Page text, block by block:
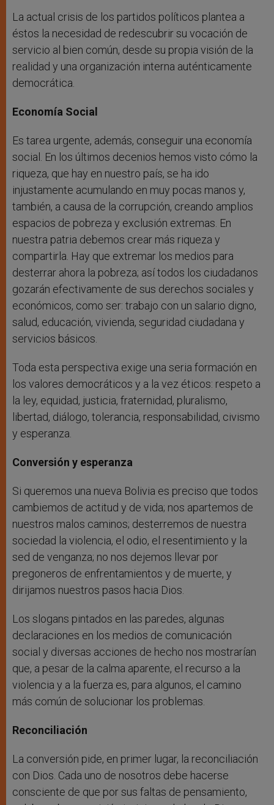
La actual crisis de los partidos políticos plantea a
éstos la necesidad de redescubrir su vocación de
servicio al bien común, desde su propia visión de la
realidad y una organización interna auténticamente
democrática.
Economía Social
Es tarea urgente, además, conseguir una economía
social. En los últimos decenios hemos visto cómo la
riqueza, que hay en nuestro país, se ha ido
injustamente acumulando en muy pocas manos y,
también, a causa de la corrupción, creando amplios
espacios de pobreza y exclusión extremas. En
nuestra patria debemos crear más riqueza y
compartirla. Hay que extremar los medios para
desterrar ahora la pobreza; así todos los ciudadanos
gozarán efectivamente de sus derechos sociales y
económicos, como ser: trabajo con un salario digno,
salud, educación, vivienda, seguridad ciudadana y
servicios básicos.
Toda esta perspectiva exige una seria formación en
los valores democráticos y a la vez éticos: respeto a
la ley, equidad, justicia, fraternidad, pluralismo,
libertad, diálogo, tolerancia, responsabilidad, civismo
y esperanza.
Conversión y esperanza
Si queremos una nueva Bolivia es preciso que todos
cambiemos de actitud y de vida; nos apartemos de
nuestros malos caminos; desterremos de nuestra
sociedad la violencia, el odio, el resentimiento y la
sed de venganza; no nos dejemos llevar por
pregoneros de enfrentamientos y de muerte, y
dirijamos nuestros pasos hacia Dios.
Los slogans pintados en las paredes, algunas
declaraciones en los medios de comunicación
social y diversas acciones de hecho nos mostrarían
que, a pesar de la calma aparente, el recurso a la
violencia y a la fuerza es, para algunos, el camino
más común de solucionar los problemas.
Reconciliación
La conversión pide, en primer lugar, la reconciliación
con Dios. Cada uno de nosotros debe hacerse
consciente de que por sus faltas de pensamiento,